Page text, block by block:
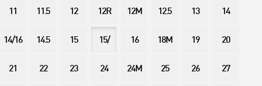
11 11.5 12 12R 12M 12.5 13 14
14/16 14.5 15 15/ 16 18M 19 20
21 22 23 24 24M 25 26 27